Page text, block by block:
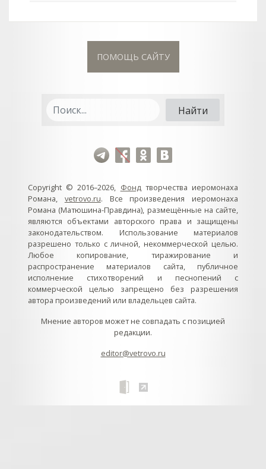
ПОМОЩЬ САЙТУ
Copyright © 2016–2026, Фондтворчества иеромонаха
Романа, vetrovo.ru. Все произведения иеромонаха
Романа (Матюшина-Правдина), размещённые на сайте,
являются объектами авторского права и защищены
законодательством. Использование материалов
разрешено только с личной, некоммерческой целью.
Любое копирование, тиражирование и
распространение материалов сайта, публичное
исполнение стихотворений и песнопений с
коммерческой целью запрещено без разрешения
автора произведений или владельцев сайта.
Мнение авторов может не совпадать с позицией
редакции.
editor@vetrovo.ru